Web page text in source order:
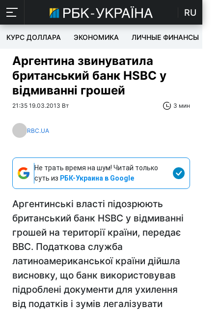
RU
КУРС ДОЛЛАРА ЭКОНОМИКА ЛИЧНЫЕ ФИНАНСЫ
Аргентина звинуватила
британський банк HSBC у
відмиванні грошей
21:35 19.03.2013 Вт 3 мин
RBC.UA
Не трать время на шум! Читай только
суть из РБК-Украина в Google
Аргентинські власті підозрюють
британський банк HSBC у відмиванні
грошей на території країни, передає
ВВС. Податкова служба
латиноамериканської країни дійшла
висновку, що банк використовував
підроблені документи для ухилення
від податків і зумів легалізувати